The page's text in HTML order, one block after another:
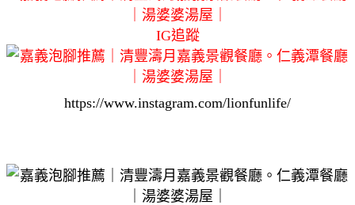
IG追蹤
https://www.instagram.com/lionfunlife/